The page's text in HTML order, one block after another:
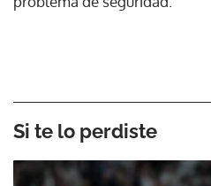
Si te lo perdiste